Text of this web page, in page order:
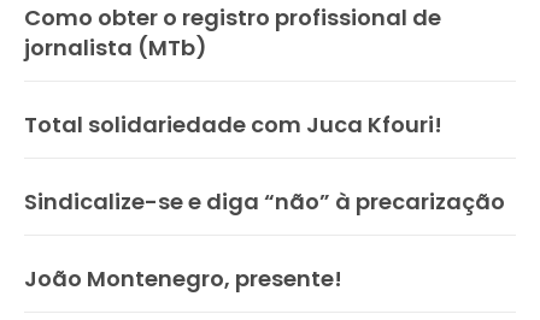
Como obter o registro profissional de
jornalista (MTb)
Total solidariedade com Juca Kfouri!
Sindicalize-se e diga “não” à precarização
João Montenegro, presente!